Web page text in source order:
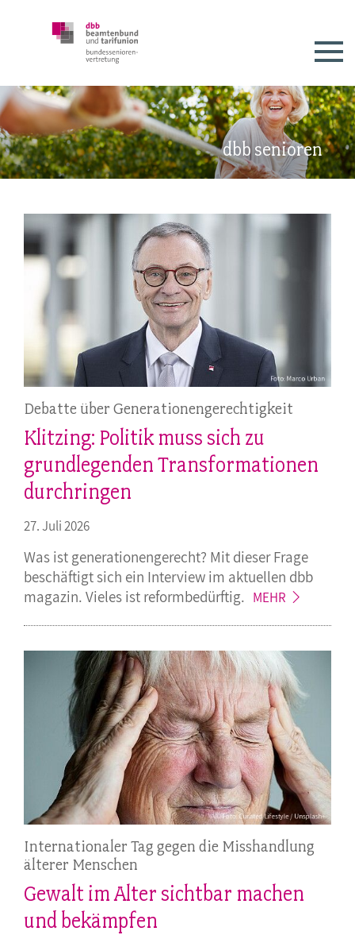
dbb senioren
Debatte über Generationengerechtigkeit
Klitzing: Politik muss sich zu
grundlegenden Transformationen
durchringen
27. Juli 2026
Was ist generationengerecht? Mit dieser Frage
beschäftigt sich ein Interview im aktuellen dbb
magazin. Vieles ist reformbedürftig. MEHR
Internationaler Tag gegen die Misshandlung
älterer Menschen
Gewalt im Alter sichtbar machen
und bekämpfen